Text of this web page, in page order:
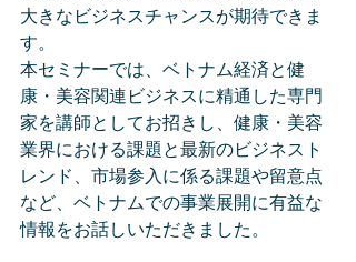
大きなビジネスチャンスが期待できま
す。
本セミナーでは、ベトナム経済と健
康・美容関連ビジネスに精通した専門
家を講師としてお招きし、健康・美容
業界における課題と最新のビジネスト
レンド、市場参入に係る課題や留意点
など、ベトナムでの事業展開に有益な
情報をお話しいただきました。